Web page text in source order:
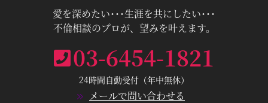
愛を深めたい･･･生涯を共にしたい･･･
不倫相談のプロが、望みを叶えます。
03-6454-1821
24時間自動受付（年中無休）
メールで問い合わせる